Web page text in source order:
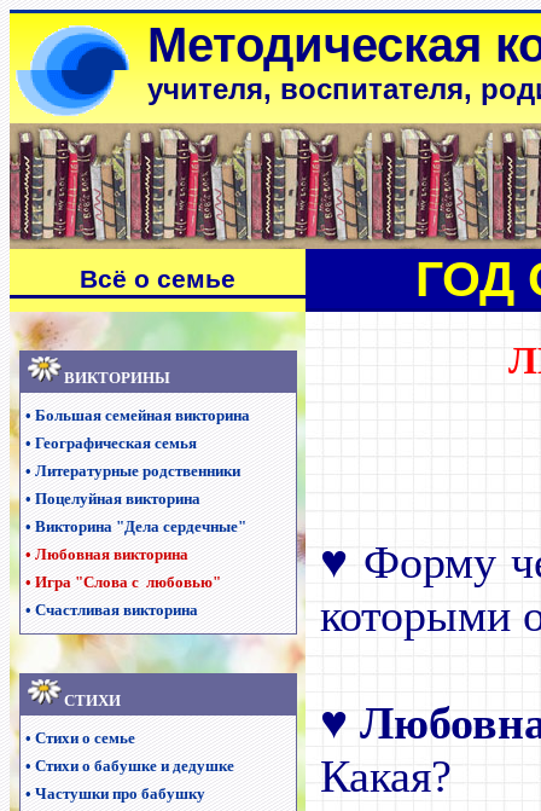
Методическая
учителя, воспитателя,
Всё о семье ГОД
ВИКТОРИНЫ
• Большая семейная викторина
• Географическая семья
• Литературные родственники
• Поцелуйная викторина
• Викторина "Дела сердечные"
• Любовная викторина
• Игра "Слова с любовью"
• Счастливая викторина
СТИХИ
• Стихи о семье
• Стихи о бабушке и дедушке
• Частушки про бабушку
♥ Форму
которыми
♥
Какая?